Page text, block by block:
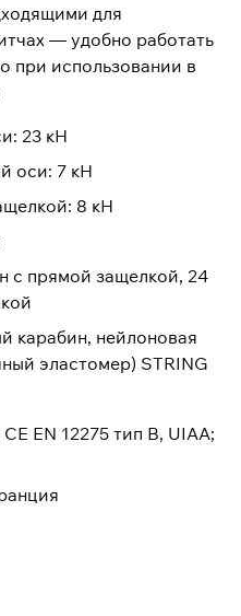
для
— удобно работать
при использовании в
23 кН
оси: 7 кН
8 кН
с прямой защелкой, 24
карабин, нейлоновая
эластомер) STRING
EN 12275 тип B, UIAA;